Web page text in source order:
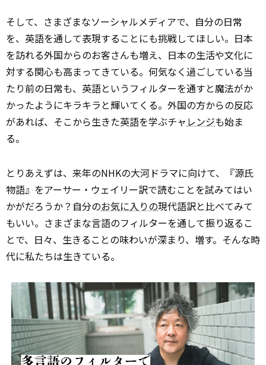
そして、さまざまなソーシャルメディアで、自分の日常
を、英語を通して表現することにも挑戦してほしい。日本
を訪れる外国からのお客さんも増え、日本の生活や文化に
対する関心も高まってきている。何気なく過ごしている当
たり前の日常も、英語というフィルターを通すと魔法がか
かったようにキラキラと輝いてくる。外国の方からの反応
があれば、そこから生きた英語を学ぶチャ レンジも始ま
る。
とりあえずは、来年のNHKの大河ドラマに向けて、『源氏
物語』をアーサー・ウェイリー訳で読むことを試みてはい
かがだろうか？自分のお気に入りの現代語訳と比べてみて
もいい。さまざまな言語のフィルターを通して振り返るこ
とで、日々、生きることの味わいが深まり、増す。そんな時
代に私たちは生きている。